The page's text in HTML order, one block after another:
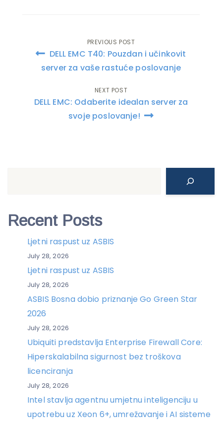
Post
navigation
PREVIOUS POST
DELL EMC T40: Pouzdan i učinkovit
server za vaše rastuće poslovanje
NEXT POST
DELL EMC: Odaberite idealan server za
svoje poslovanje!
Recent Posts
Ljetni raspust uz ASBIS
July 28, 2026
Ljetni raspust uz ASBIS
July 28, 2026
ASBIS Bosna dobio priznanje Go Green Star
2026
July 28, 2026
Ubiquiti predstavlja Enterprise Firewall Core:
Hiperskalabilna sigurnost bez troškova
licenciranja
July 28, 2026
Intel stavlja agentnu umjetnu inteligenciju u
upotrebu uz Xeon 6+, umrežavanje i AI sisteme